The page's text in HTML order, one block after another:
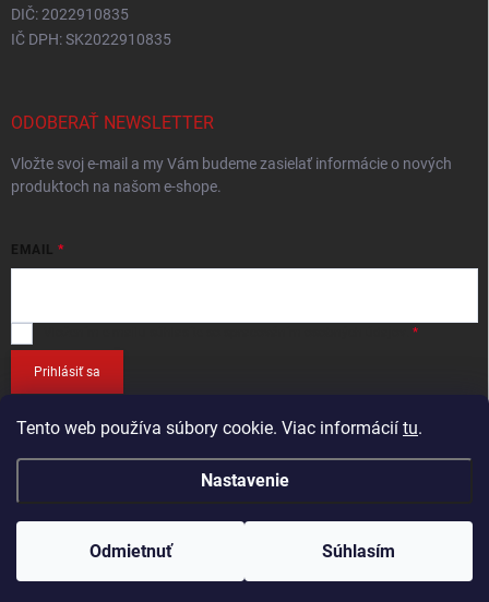
Tento web používa súbory cookie. Viac informácií tu.
Nastavenie
Odmietnuť Súhlasím
DIČ: 2022910835
IČ DPH: SK2022910835
ODOBERAŤ NEWSLETTER
Vložte svoj e-mail a my Vám budeme zasielať informácie o nových
produktoch na našom e-shope.
EMAIL
Prihlásiť sa
Vytvoril Shoptet
Copyright 2026 . Všetky práva vyhradené.